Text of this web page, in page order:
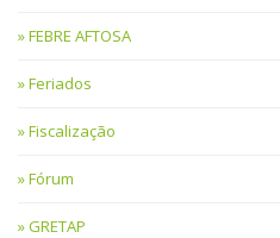
FEBRE AFTOSA
Feriados
Fiscalização
Fórum
GRETAP